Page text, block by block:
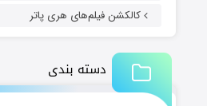
کالکشن فیلم‌های هری پاتر
دسته بندی